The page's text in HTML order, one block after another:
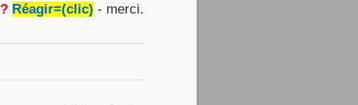
Réagir=(clic) - merci.